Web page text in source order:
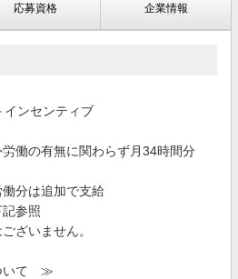
応募資格 企業情報
インセンティブ
働の有無に関わらず月34時間分
分は追加で支給
参照
ざいません。
いて ≫